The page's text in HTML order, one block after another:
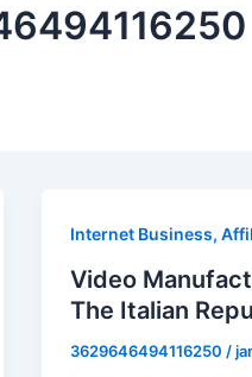
Internet Business,
Video
The Italian
3629646494116250 /